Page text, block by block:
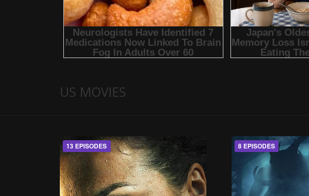
US MOVIES
13 EPISODES 8 EPISODES